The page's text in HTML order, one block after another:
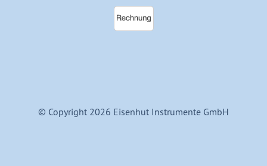
© Copyright 2026 Eisenhut Instrumente GmbH